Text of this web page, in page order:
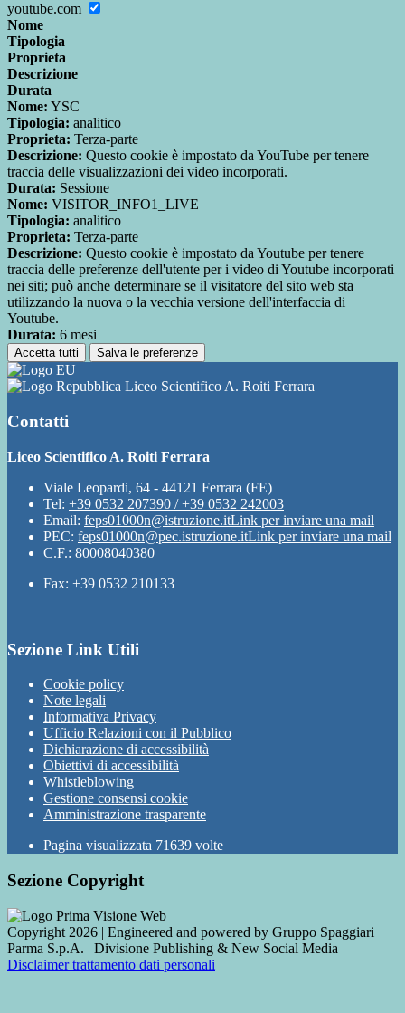
youtube.com
Nome
Tipologia
Proprieta
Descrizione
Durata
Nome: YSC
Tipologia: analitico
Proprieta: Terza-parte
Descrizione: Questo cookie è impostato da YouTube per tenere
traccia delle visualizzazioni dei video incorporati.
Durata: Sessione
Nome: VISITOR_INFO1_LIVE
Tipologia: analitico
Proprieta: Terza-parte
Descrizione: Questo cookie è impostato da Youtube per tenere
traccia delle preferenze dell'utente per i video di Youtube incorporati
nei siti; può anche determinare se il visitatore del sito web sta
utilizzando la nuova o la vecchia versione dell'interfaccia di
Youtube.
Durata: 6 mesi
Accetta tutti Salva le preferenze
Liceo Scientifico A. Roiti Ferrara
Contatti
Liceo Scientifico A. Roiti Ferrara
Viale Leopardi, 64 - 44121 Ferrara (FE)
Tel: +39 0532 207390 / +39 0532 242003
Email: feps01000n@istruzione.itLink per inviare una mail
PEC: feps01000n@pec.istruzione.itLink per inviare una mail
C.F.: 80008040380
Fax: +39 0532 210133
Sezione Link Utili
Cookie policy
Note legali
Informativa Privacy
Ufficio Relazioni con il Pubblico
Dichiarazione di accessibilità
Obiettivi di accessibilità
Whistleblowing
Gestione consensi cookie
Amministrazione trasparente
Pagina visualizzata 71639 volte
Sezione Copyright
Copyright 2026 | Engineered and powered by Gruppo Spaggiari
Parma S.p.A. | Divisione Publishing & New Social Media
Disclaimer trattamento dati personali